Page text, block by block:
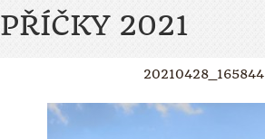
PŘÍČKY 2021
20210428_165844